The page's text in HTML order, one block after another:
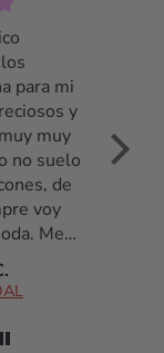
para mi
y
muy
no suelo
de
voy
Me
son
el día!
poco